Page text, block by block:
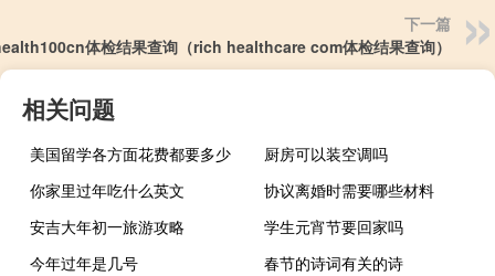
下一篇
体检结果查询（rich healthcare com体检结果查询）
相关问题
美国留学各方面花费都要多少
厨房可以装空调吗
你家里过年吃什么英文
协议离婚时需要哪些材料
安吉大年初一旅游攻略
学生元宵节要回家吗
今年过年是几号
春节的诗词有关的诗